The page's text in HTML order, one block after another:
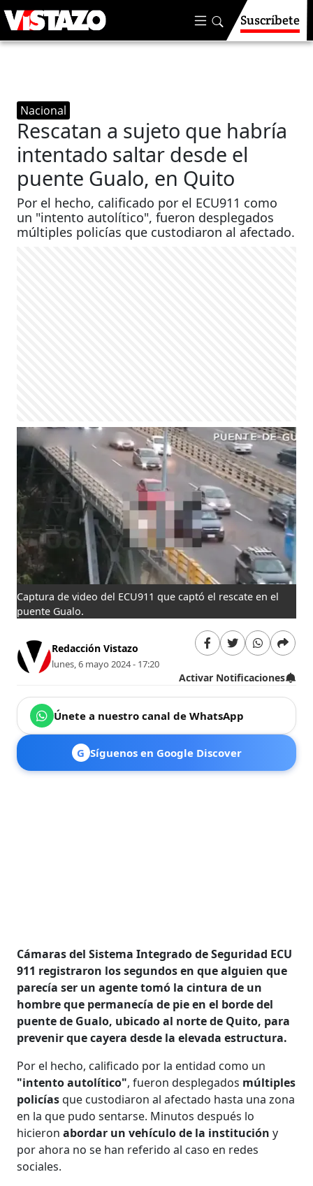
Suscríbete
Nacional
Rescatan a sujeto que habría
intentado saltar desde el
puente Gualo, en Quito
Por el hecho, calificado por el ECU911 como
un "intento autolítico", fueron desplegados
múltiples policías que custodiaron al afectado.
Captura de video del ECU911 que captó el rescate en el
puente Gualo.
Redacción Vistazo
lunes, 6 mayo 2024 - 17:20
Activar Notificaciones
Únete a nuestro canal de WhatsApp
G Síguenos en Google Discover
Cámaras del Sistema Integrado de Seguridad ECU
911 registraron los segundos en que alguien que
parecía ser un agente tomó la cintura de un
hombre que permanecía de pie en el borde del
puente de Gualo, ubicado al norte de Quito, para
prevenir que cayera desde la elevada estructura.
Por el hecho, calificado por la entidad como un
"intento autolítico", fueron desplegados múltiples
policíasque custodiaron al afectado hasta una zona
en la que pudo sentarse. Minutos después lo
hicieron abordar un vehículo de la institucióny
por ahora no se han referido al caso en redes
sociales.